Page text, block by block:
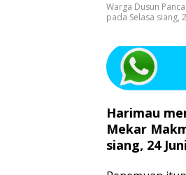
Warga Dusun
pada Selasa siang,
Harimau
Mekar
siang, 24